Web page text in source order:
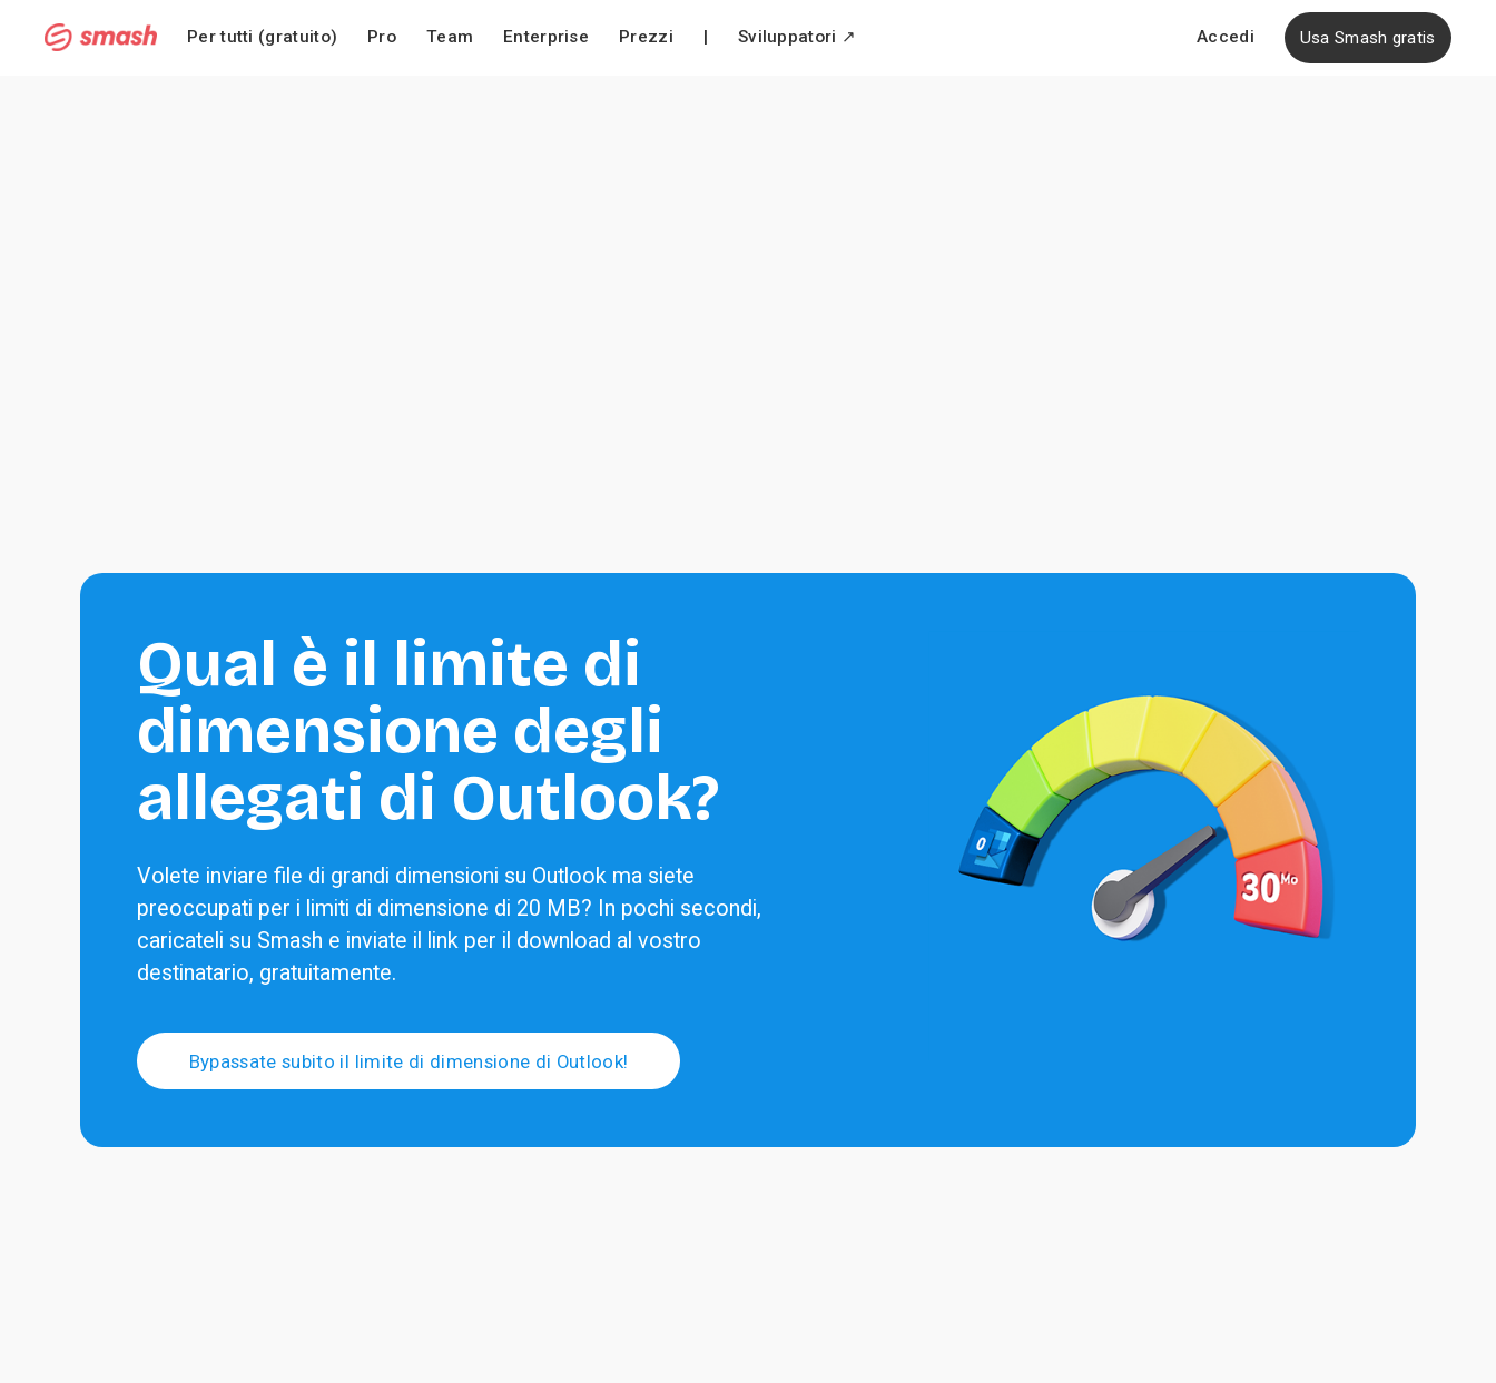
Per tutti (gratuito) Pro Team Enterprise Prezzi Sviluppatori ↗ Accedi Usa Smash gratis
Qual è il limite di
dimensione degli
allegati di Outlook?
Volete inviare file di grandi dimensioni su Outlook ma siete
preoccupati per i limiti di dimensione di 20 MB? In pochi secondi,
caricateli su Smash e inviate il link per il download al vostro
destinatario, gratuitamente.
Bypassate subito il limite di dimensione di Outlook!